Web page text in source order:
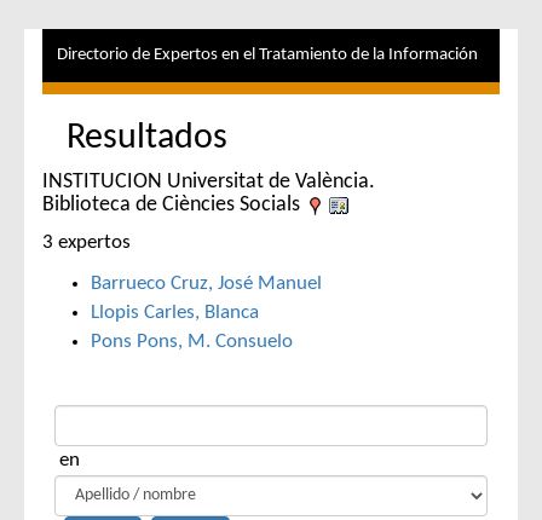
Directorio de Expertos en el Tratamiento de la Información
Resultados
INSTITUCION Universitat de València.
Biblioteca de Ciències Socials
3 expertos
Barrueco Cruz, José Manuel
Llopis Carles, Blanca
Pons Pons, M. Consuelo
en